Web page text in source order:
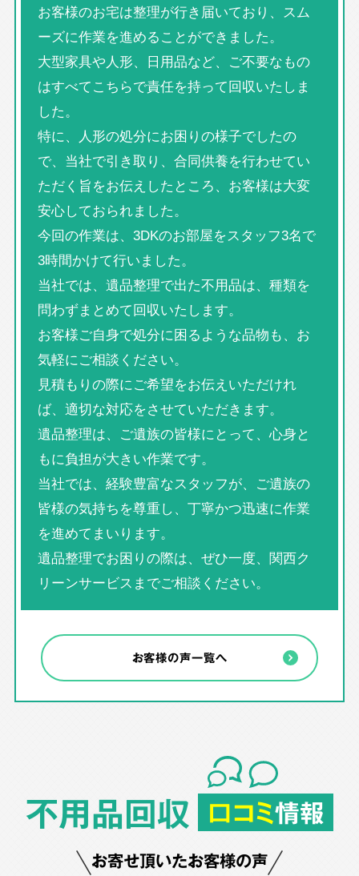
お客様のお宅は整理が行き届いており、スム
ーズに作業を進めることができました。
大型家具や人形、日用品など、ご不要なもの
はすべてこちらで責任を持って回収いたしま
した。
特に、人形の処分にお困りの様子でしたの
で、当社で引き取り、合同供養を行わせてい
ただく旨をお伝えしたところ、お客様は大変
安心しておられました。
今回の作業は、3DKのお部屋をスタッフ3名で
3時間かけて行いました。
当社では、遺品整理で出た不用品は、種類を
問わずまとめて回収いたします。
お客様ご自身で処分に困るような品物も、お
気軽にご相談ください。
見積もりの際にご希望をお伝えいただけれ
ば、適切な対応をさせていただきます。
遺品整理は、ご遺族の皆様にとって、心身と
もに負担が大きい作業です。
当社では、経験豊富なスタッフが、ご遺族の
皆様の気持ちを尊重し、丁寧かつ迅速に作業
を進めてまいります。
遺品整理でお困りの際は、ぜひ一度、関西ク
リーンサービスまでご相談ください。
お客様の声一覧へ
不用品回収 口コミ情報
お寄せ頂いたお客様の声